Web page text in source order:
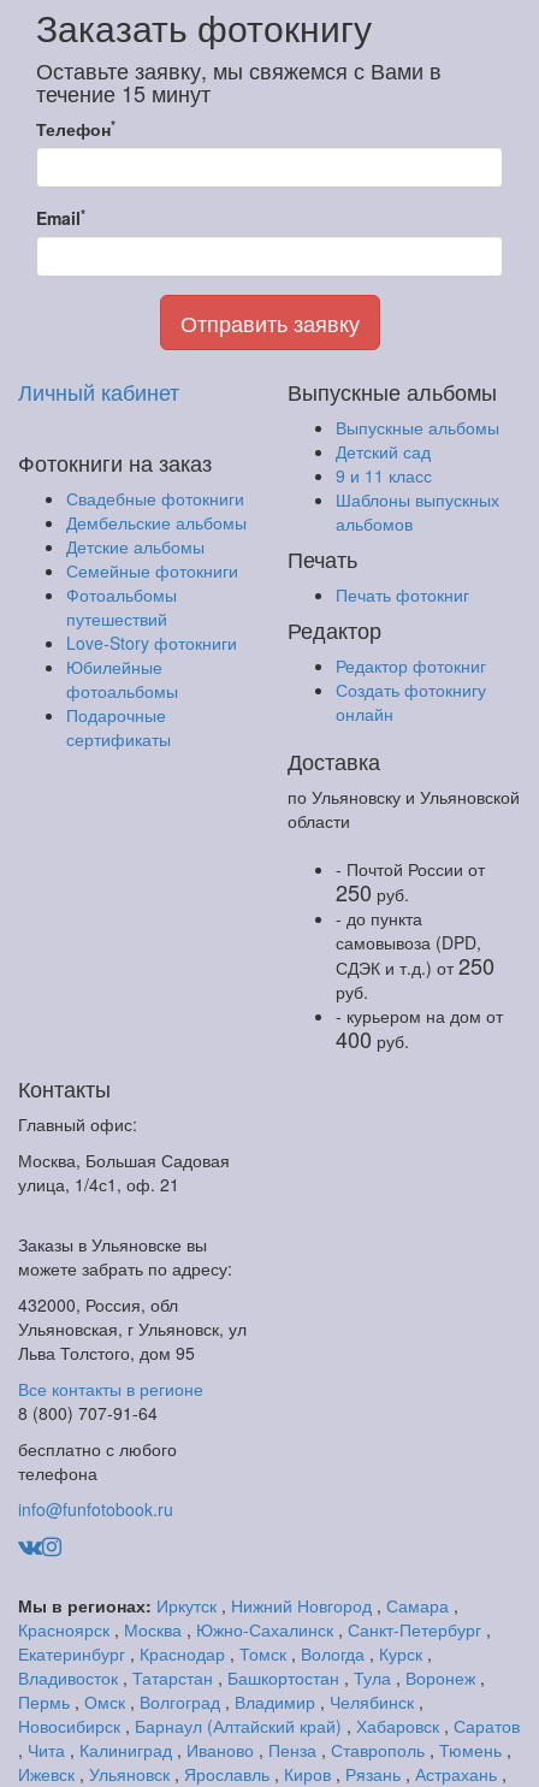
Заказать фотокнигу
Оставьте заявку, мы свяжемся с Вами в
течение 15 минут
Телефон*
Email*
Отправить заявку
Личный кабинет
Фотокниги на заказ
Свадебные фотокниги
Дембельские альбомы
Детские альбомы
Семейные фотокниги
Фотоальбомы
путешествий
Love-Story фотокниги
Юбилейные
фотоальбомы
Подарочные
сертификаты
Выпускные альбомы
Выпускные альбомы
Детский сад
9 и 11 класс
Шаблоны выпускных
альбомов
Печать
Печать фотокниг
Редактор
Редактор фотокниг
Создать фотокнигу
онлайн
Доставка
по Ульяновску и Ульяновской
области
- Почтой России от
250 руб.
- до пункта
самовывоза (DPD,
СДЭК и т.д.) от250
руб.
- курьером на дом от
400 руб.
Контакты
Главный офис:
Москва, Большая Садовая
улица, 1/4с1, оф. 21
Заказы в Ульяновске вы
можете забрать по адресу:
432000, Россия, обл
Ульяновская, г Ульяновск, ул
Льва Толстого, дом 95
Все контакты в регионе
8 (800) 707-91-64
бесплатно с любого
телефона
info@funfotobook.ru
Мы в регионах: Иркутск , Нижний Новгород , Самара ,
Красноярск , Москва , Южно-Сахалинск , Санкт-Петербург ,
Екатеринбург , Краснодар , Томск , Вологда , Курск ,
Владивосток , Татарстан , Башкортостан , Тула , Воронеж ,
Пермь , Омск , Волгоград , Владимир , Челябинск ,
Новосибирск , Барнаул (Алтайский край) , Хабаровск , Саратов
, Чита , Калиниград , Иваново , Пенза , Ставрополь , Тюмень ,
Ижевск , Ульяновск , Ярославль , Киров , Рязань , Астрахань ,